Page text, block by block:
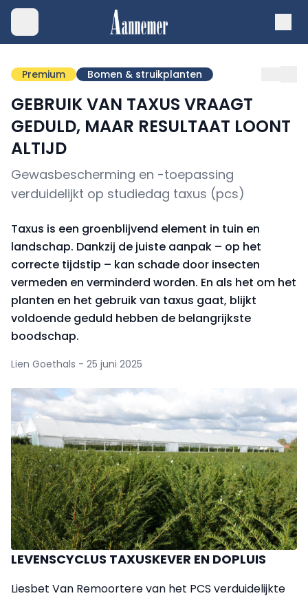
Premium Bomen & struikplanten
GEBRUIK VAN TAXUS VRAAGT
GEDULD, MAAR RESULTAAT LOONT
ALTIJD
Gewasbescherming en -toepassing
verduidelijkt op studiedag taxus (pcs)
Taxus is een groenblijvend element in tuin en
landschap. Dankzij de juiste aanpak – op het
correcte tijdstip – kan schade door insecten
vermeden en verminderd worden. En als het om het
planten en het gebruik van taxus gaat, blijkt
voldoende geduld hebben de belangrijkste
boodschap.
Lien Goethals - 25 juni 2025
LEVENSCYCLUS TAXUSKEVER EN DOPLUIS
Liesbet Van Remoortere van het PCS verduidelijkte